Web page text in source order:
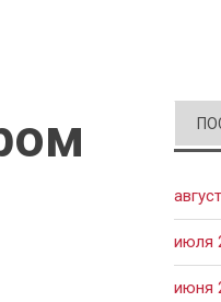
июля
июня